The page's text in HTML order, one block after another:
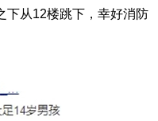
下从12楼跳下，幸好消防